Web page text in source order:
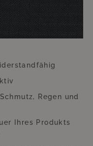
aufgrund der UV-Strahlung
jedoch weder die
Der Überzug besteht aus
Regen und
Ihres Produkts